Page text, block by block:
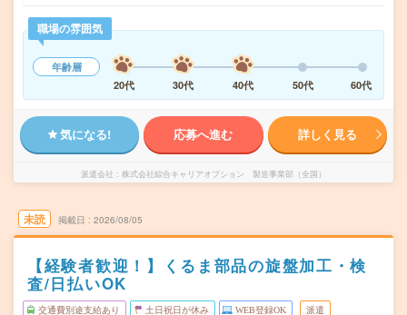
職場の雰囲気
年齢層
20代
30代 40代 50代 60代
気になる! 応募へ進む 詳しく見る
派遣会社 株式会社綜合キャリアオプション 製造事業部（全国）
未読 掲載日 2026/08/05
【経験者歓迎！】くるま部品の旋盤加工・検
査/日払いOK
交通費別途支給あり 土日祝日が休み WEB登録OK 派遣